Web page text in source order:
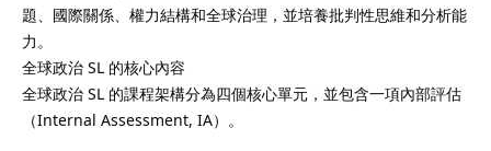
題、國際關係、權力結構和全球治理，並培養批判性思維和分析能
力。
全球政治 SL 的核心內容
全球政治 SL 的課程架構分為四個核心單元，並包含一項內部評估
（Internal Assessment, IA）。